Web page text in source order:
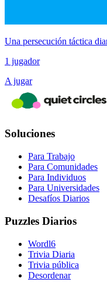
Una persecución táctica
1 jugador
A jugar
Soluciones
Para Trabajo
Para Comunidades
Para Individuos
Para Universidades
Desafíos Diarios
Puzzles Diarios
Wordl6
Trivia Diaria
Trivia pública
Desordenar